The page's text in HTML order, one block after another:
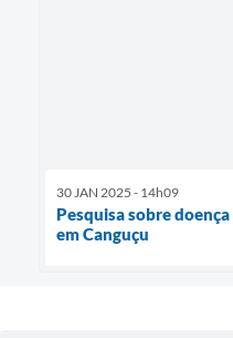
30 JAN 2025 - 14h09
Pesquisa sobre
em Canguçu